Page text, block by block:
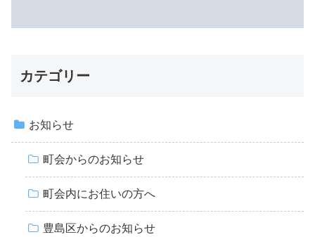
カテゴリー
お知らせ
町会からのお知らせ
町会内にお住いの方へ
豊島区からのお知らせ